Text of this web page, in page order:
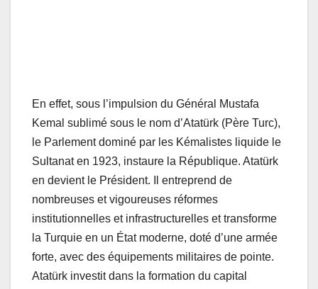
En effet, sous l’impulsion du Général Mustafa
Kemal sublimé sous le nom d’Atatürk (Père Turc),
le Parlement dominé par les Kémalistes liquide le
Sultanat en 1923, instaure la République. Atatürk
en devient le Président. Il entreprend de
nombreuses et vigoureuses réformes
institutionnelles et infrastructurelles et transforme
la Turquie en un État moderne, doté d’une armée
forte, avec des équipements militaires de pointe.
Atatürk investit dans la formation du capital